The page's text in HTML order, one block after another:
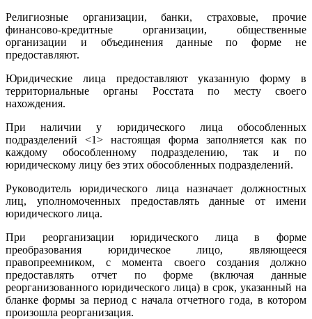
Религиозные организации, банки, страховые, прочие
финансово-кредитные организации, общественные
организации и объединения данные по форме не
предоставляют.
Юридические лица предоставляют указанную форму в
территориальные органы Росстата по месту своего
нахождения.
При наличии у юридического лица обособленных
подразделений <1> настоящая форма заполняется как по
каждому обособленному подразделению, так и по
юридическому лицу без этих обособленных подразделений.
Руководитель юридического лица назначает должностных
лиц, уполномоченных предоставлять данные от имени
юридического лица.
При реорганизации юридического лица в форме
преобразования юридическое лицо, являющееся
правопреемником, с момента своего создания должно
предоставлять отчет по форме (включая данные
реорганизованного юридического лица) в срок, указанный на
бланке формы за период с начала отчетного года, в котором
произошла реорганизация.